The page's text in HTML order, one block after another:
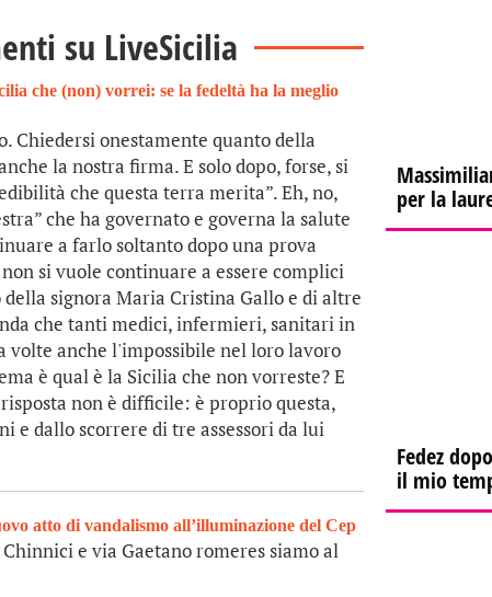
su LiveSicilia
che (non) vorrei: se la fedeltà ha la meglio
Chiedersi onestamente quanto della
la nostra firma. E solo dopo, forse, si
che questa terra merita”. Eh, no,
che ha governato e governa la salute
a farlo soltanto dopo una prova
si vuole continuare a essere complici
signora Maria Cristina Gallo e di altre
che tanti medici, infermieri, sanitari in
volte anche l'impossibile nel loro lavoro
è qual è la Sicilia che non vorreste? E
non è difficile: è proprio questa,
e dallo scorrere di tre assessori da lui
atto di vandalismo all’illuminazione del Cep
e via Gaetano romeres siamo al
per la
Fedez
il mio